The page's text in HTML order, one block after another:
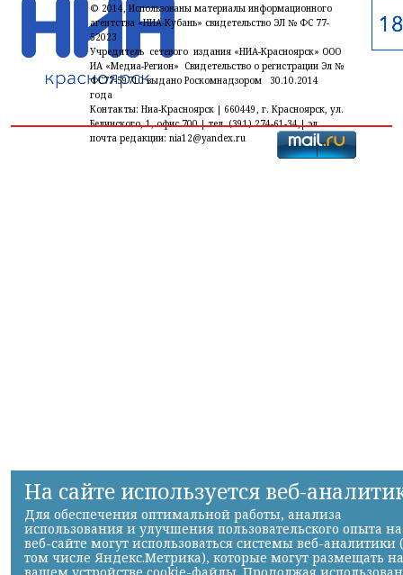
© 2014, Использованы материалы информационного
агентства «НИА-Кубань» свидетельство ЭЛ № ФС 77-
52023
Учредитель сетевого издания «НИА-Красноярск» ООО
ИА «Медиа-Регион» Свидетельство о регистрации Эл №
ФС77-59710 выдано Роскомнадзором 30.10.2014
года
Контакты: Ниа-Красноярск | 660449, г. Красноярск, ул.
Белинского, 1, офис 700 | тел. (391) 274-61-34,| эл.
почта редакции: nia12@yandex.ru
На сайте используется веб-
Для обеспечения оптимальной работы, анализа
использования и улучшения пользовательского опыта на
веб-сайте могут использоваться системы веб-аналитики
том числе Яндекс.Метрика), которые могут размещать на